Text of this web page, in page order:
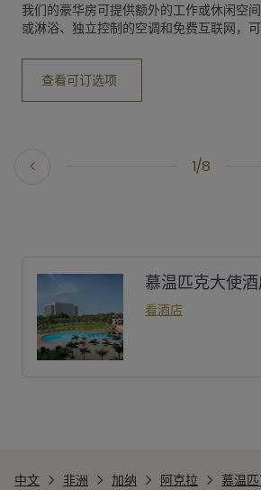
1/8
我们的豪华房可提供额外的工作或休闲空
或淋浴、独立控制的空调和免费互联网，可
查看可订选项
慕温匹克大使
看酒店
中文 非洲 加纳 阿克拉
慕温